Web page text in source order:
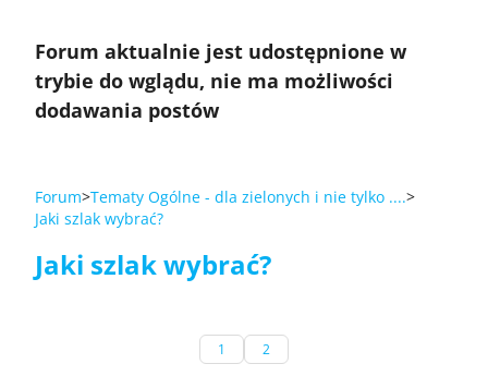
Forum aktualnie jest udostępnione w
trybie do wglądu, nie ma możliwości
dodawania postów
Forum Tematy Ogólne - dla zielonych i nie tylko ....
Jaki szlak wybrać?
Jaki szlak wybrać?
1 2